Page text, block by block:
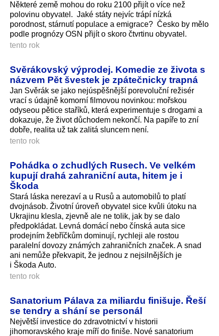
Některé země mohou do roku 2100 přijít o více než
polovinu obyvatel. Jaké státy nejvíc trápí nízká
porodnost, stárnutí populace a emigrace? Česko by mělo
podle prognózy OSN přijít o skoro čtvrtinu obyvatel.
tento rok
Svěrákovský výprodej. Komedie ze života s
názvem Pět švestek je zpátečnicky trapná
Jan Svěrák se jako nejúspěšnější porevoluční režisér
vrací s údajně komorní filmovou novinkou: mořskou
odyseou pětice staříků, která experimentuje s drogami a
dokazuje, že život důchodem nekončí. Na papíře to zní
dobře, realita už tak zalitá sluncem není.
tento rok
Pohádka o zchudlých Rusech. Ve velkém
kupují drahá zahraniční auta, hitem je i
Škoda
Stará láska nerezaví a u Rusů a automobilů to platí
dvojnásob. Životní úroveň obyvatel sice kvůli útoku na
Ukrajinu klesla, zjevně ale ne tolik, jak by se dalo
předpokládat. Levná domácí nebo čínská auta sice
prodejním žebříčkům dominují, rychleji ale rostou
paralelní dovozy známých zahraničních značek. A snad
ani nemůže překvapit, že jednou z nejsilnějších je
i Škoda Auto.
tento rok
Sanatorium Pálava za miliardu finišuje. Řeší
se tendry a shání se personál
Největší investice do zdravotnictví v historii
jihomoravského kraje míří do finiše. Nové sanatorium